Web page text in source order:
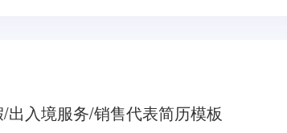
出入境服务/销售代表简历模板